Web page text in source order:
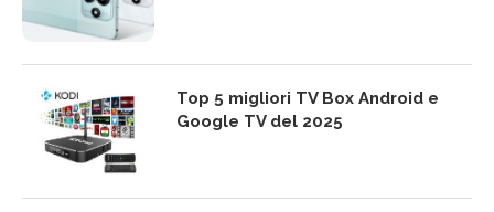
Top 5 migliori TV Box Android e
Google TV del 2025